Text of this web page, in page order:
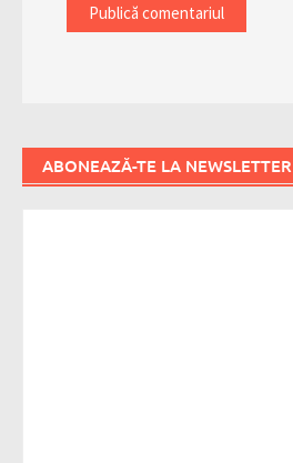
ABONEAZĂ-TE LA NEWSLETTER